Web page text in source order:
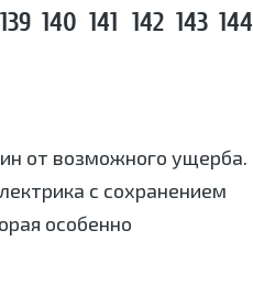
139 140 141 142 143 144
от возможного ущерба.
с сохранением
особенно